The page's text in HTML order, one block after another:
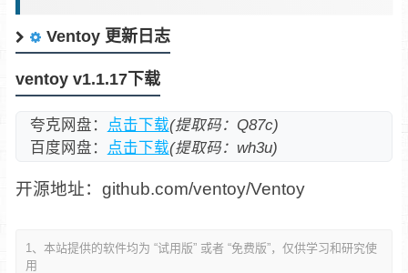
Ventoy 更新日志
ventoy v1.1.17下载
夸克网盘： 点击下载(提取码：Q87c)
百度网盘：
点击下载(提取码：wh3u)
开源地址：github.com/ventoy/Ventoy
1、本站提供的软件均为 “试用版” 或者 “免费版”，仅供学习和研究使
用